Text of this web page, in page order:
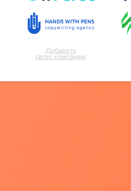
Добавить
свою компанию